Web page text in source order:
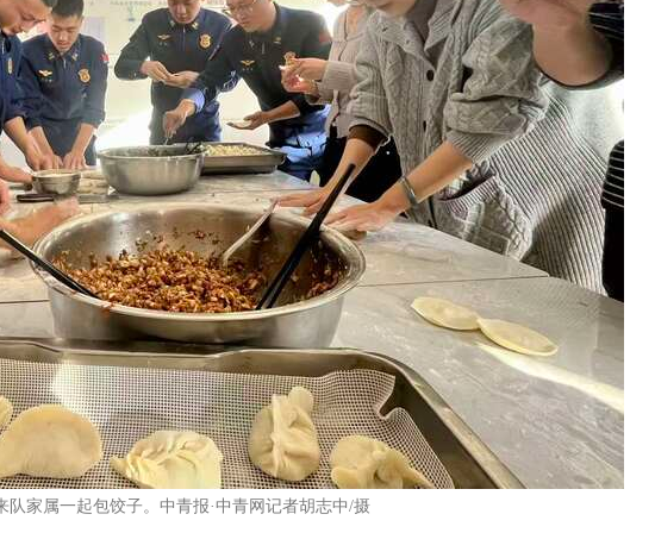
队家属一起包饺子。中青报·中青网记者胡志中/摄